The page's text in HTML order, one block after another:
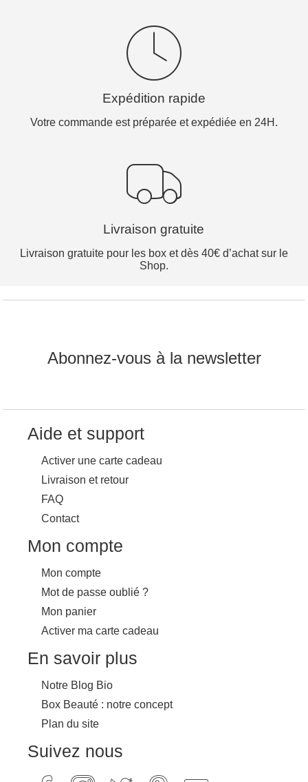
Expédition rapide
Votre commande est préparée et expédiée en 24H.
Livraison gratuite
Livraison gratuite pour les box et dès 40€ d’achat sur le
Shop.
Abonnez-vous à la newsletter
Aide et support
Activer une carte cadeau
Livraison et retour
FAQ
Contact
Mon compte
Mon compte
Mot de passe oublié ?
Mon panier
Activer ma carte cadeau
En savoir plus
Notre Blog Bio
Box Beauté : notre concept
Plan du site
Suivez nous